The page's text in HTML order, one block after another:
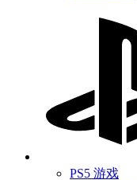
PS5 游戏